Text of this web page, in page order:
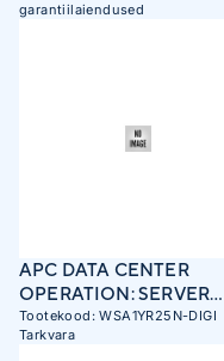
garantiilaiendused
APC DATA CENTER
OPERATION: SERVER
ACCESS, 1 YEAR
SOFTWARE SUPPORT
Tootekood:WSA1YR25N-DIGI
Tarkvara